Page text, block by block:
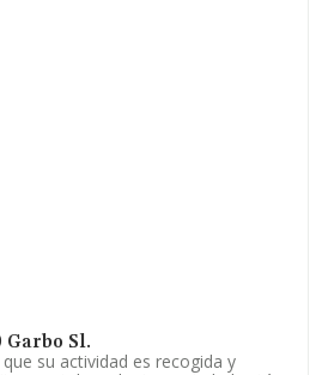
Garbo Sl.
su actividad es recogida y